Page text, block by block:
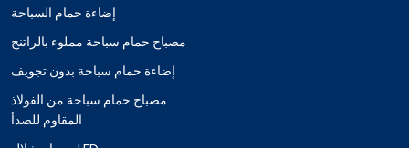
إضاءة حمام السباحة
مصباح حمام سباحة مملوء بالراتنج
إضاءة حمام سباحة بدون تجويف
مصباح حمام سباحة من الفولاذ
المقاوم للصدأ